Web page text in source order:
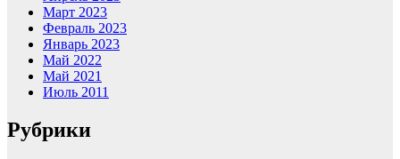
Март 2023
Февраль 2023
Январь 2023
Май 2022
Май 2021
Июль 2011
Рубрики